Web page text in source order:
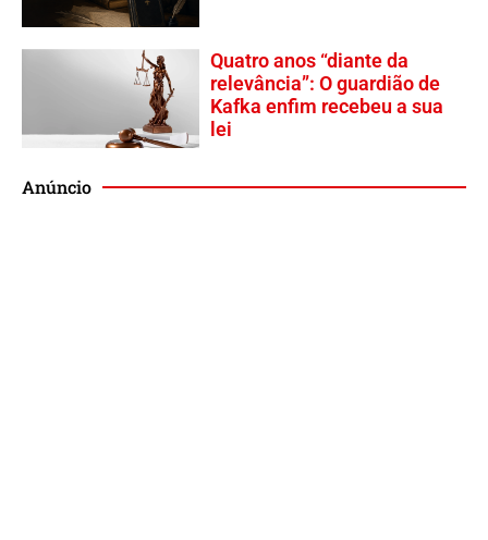
Quatro anos “diante da
relevância”: O guardião de
Kafka enfim recebeu a sua
lei
Anúncio